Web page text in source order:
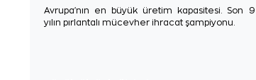
Avrupa'nın en büyük üretim kapasitesi. Son 9
yılın pırlantalı mücevher ihracat şampiyonu.